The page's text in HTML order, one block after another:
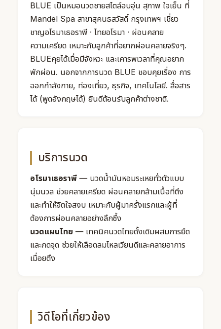
BLUE เป็นหมอนวดชายสไตล์อบอุ่น สุภาพ ใจเย็น ที่
Mandel Spa สาขาสุคนธสวัสดิ์ กรุงเทพฯ เชี่ยว
ชาญอโรมาเธอราพี · ไทยอโรมา · ผ่อนคลาย
ความเครียด เหมาะกับลูกค้าที่อยากผ่อนคลายจริงๆ.
BLUEคุยได้เมื่อมีจังหวะ และเคารพเวลาที่คุณอยาก
พักผ่อน. นอกจากการนวด BLUE ชอบคุยเรื่อง การ
ออกกำลังกาย, ท่องเที่ยว, ธุรกิจ, เทคโนโลยี. สื่อสาร
ได้ (พูดอังกฤษได้) ยินดีต้อนรับลูกค้าต่างชาติ.
บริการนวด
อโรมาเธอราพี — นวดน้ำมันหอมระเหยทั่วตัวแบบ
นุ่มนวล ช่วยคลายเครียด ผ่อนคลายกล้ามเนื้อที่ตึง
และทำให้จิตใจสงบ เหมาะกับผู้มาครั้งแรกและผู้ที่
ต้องการผ่อนคลายอย่างลึกซึ้ง
นวดแผนไทย — เทคนิคนวดไทยดั้งเดิมผสมการยืด
และกดจุด ช่วยให้เลือดลมไหลเวียนดีและคลายอาการ
เมื่อยตึง
วิดีโอที่เกี่ยวข้อง